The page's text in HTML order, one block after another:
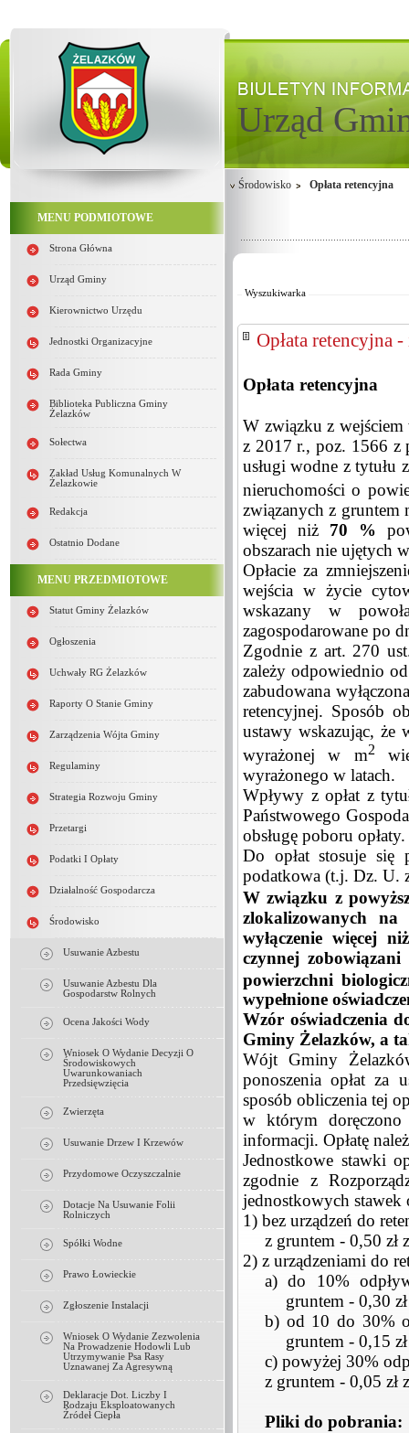
Urząd
MENU PODMIOTOWE
Strona Główna
Urząd Gminy
Kierownictwo Urzędu
Jednostki Organizacyjne
Rada Gminy
Biblioteka Publiczna Gminy
Żelazków
Sołectwa
Zakład Usług Komunalnych W
Żelazkowie
Redakcja
Ostatnio Dodane
MENU PRZEDMIOTOWE
Statut Gminy Żelazków
Ogłoszenia
Uchwały RG Żelazków
Raporty O Stanie Gminy
Zarządzenia Wójta Gminy
Regulaminy
Strategia Rozwoju Gminy
Przetargi
Podatki I Opłaty
Działalność Gospodarcza
Środowisko
Usuwanie Azbestu
Usuwanie Azbestu Dla
Gospodarstw Rolnych
Ocena Jakości Wody
Wniosek O Wydanie Decyzji O
Środowiskowych
Uwarunkowaniach
Przedsięwzięcia
Zwierzęta
Usuwanie Drzew I Krzewów
Przydomowe Oczyszczalnie
Dotacje Na Usuwanie Folii
Rolniczych
Spółki Wodne
Prawo Łowieckie
Zgłoszenie Instalacji
Wniosek O Wydanie Zezwolenia
Na Prowadzenie Hodowli Lub
Utrzymywanie Psa Rasy
Uznawanej Za Agresywną
Deklaracje Dot. Liczby I
Rodzaju Eksploatowanych
Źródeł Ciepła
Środowisko Opłata retencyjna
Wyszukiwarka
Opłata retencyjna
Opłata retencyjna
W związku z
z 2017 r., poz. 1566 z
usługi wodne z tytułu
nieruchomości o
związanych z gruntem
więcej niż 70 %
obszarach nie ujętych
Opłacie za
wejścia w życie
wskazany w
zagospodarowane po
Zgodnie z art. 270
zależy odpowiednio
zabudowana
retencyjnej. Sposób
ustawy wskazując, że
wyrażonej w m2
wyrażonego w latach.
Wpływy z opłat z
Państwowego
obsługę poboru opłaty.
Do opłat stosuje się
podatkowa (t.j. Dz. U.
W związku z
zlokalizowanych
wyłączenie więcej
czynnej
powierzchni
wypełnione
Wzór oświadczenia
Gminy Żelazków, a
Wójt Gminy
ponoszenia opłat za
sposób obliczenia tej
w którym
informacji. Opłatę
Jednostkowe stawki
zgodnie z
jednostkowych stawek
1) bez urządzeń do
z gruntem - 0,50 zł
2) z urządzeniami do
a) do 10%
gruntem - 0,30
b) od 10 do 30%
gruntem - 0,15
c) powyżej 30%
z gruntem - 0,05 zł
Pliki do